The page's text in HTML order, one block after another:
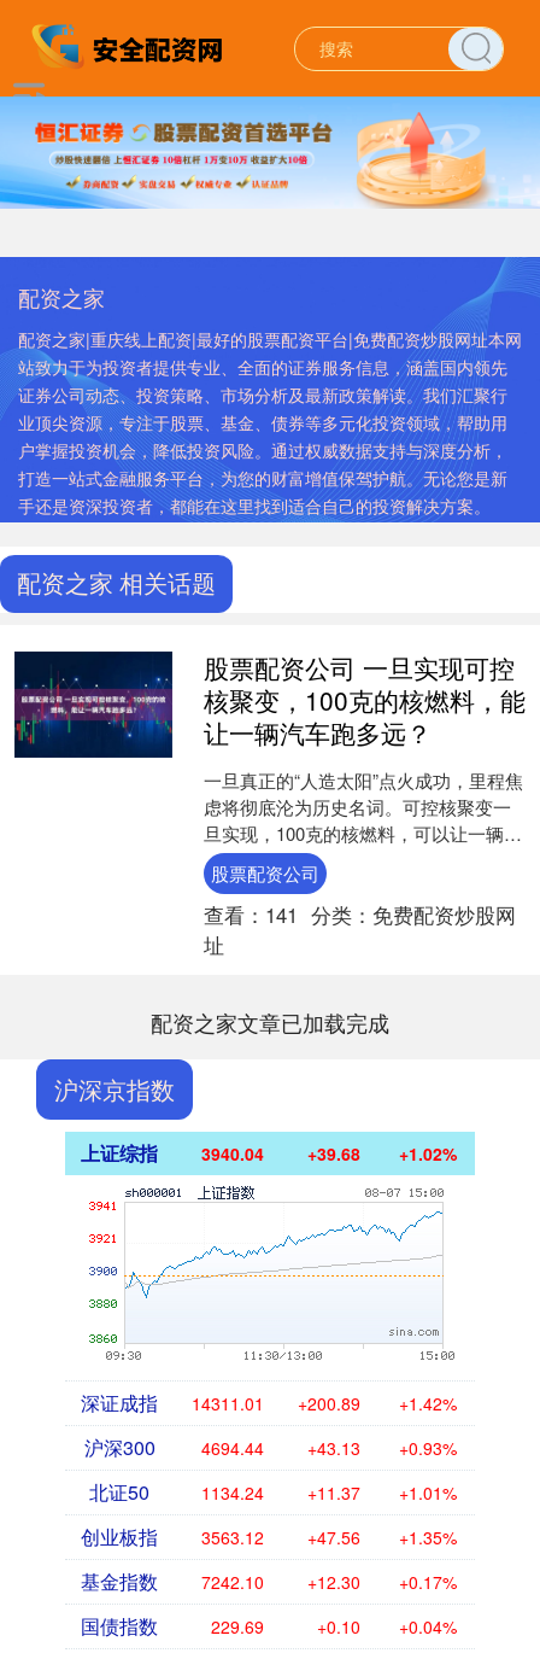
配资之家
配资之家|重庆线上配资|最好的股票配资平台|免费配资炒股网址本网
站致力于为投资者提供专业、全面的证券服务信息，涵盖国内领先
证券公司动态、投资策略、市场分析及最新政策解读。我们汇聚行
业顶尖资源，专注于股票、基金、债券等多元化投资领域，帮助用
户掌握投资机会，降低投资风险。通过权威数据支持与深度分析，
打造一站式金融服务平台，为您的财富增值保驾护航。无论您是新
手还是资深投资者，都能在这里找到适合自己的投资解决方案。
配资之家 相关话题
股票配资公司 一旦实现可控
核聚变，100克的核燃料，能
让一辆汽车跑多远？
一旦真正的“人造太阳”点火成功，里程焦
虑将彻底沦为历史名词。可控核聚变一
旦实现，100克的核燃料，可以让一辆汽
车跑多远？ 一百克，大约就是半个苹果
的重量，有人若....
股票配资公司
查看： 141 分类： 免费配资炒股网
址
配资之家文章已加载完成
沪深京指数
上证综指 3940.04 +39.68 +1.02%
深证成指 14311.01 +200.89 +1.42%
沪深300 4694.44 +43.13 +0.93%
北证50 1134.24 +11.37 +1.01%
创业板指 3563.12 +47.56 +1.35%
基金指数 7242.10 +12.30 +0.17%
国债指数 229.69 +0.10 +0.04%